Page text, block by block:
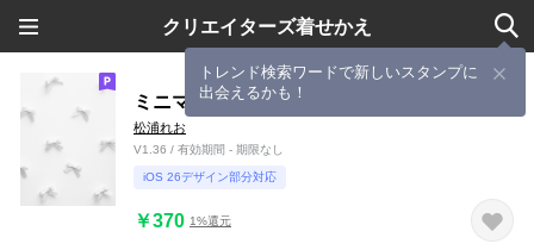
クリエイターズ着せかえ
トレンド検索ワードで新しいスタンプに
出会えるかも！
ミニマルリボン[モノトーン]
松浦れお
V1.36 / 有効期間 - 期限なし
iOS 26デザイン部分対応
￥370 1%還元